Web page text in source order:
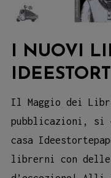
I NUOVI
Il Maggio dei
pubblicazioni, si
casa
librerni con